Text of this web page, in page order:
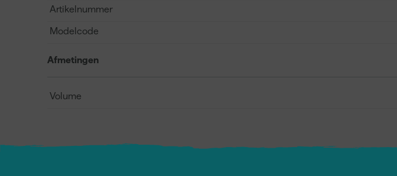
Artikelnummer
Modelcode
Afmetingen
Volume